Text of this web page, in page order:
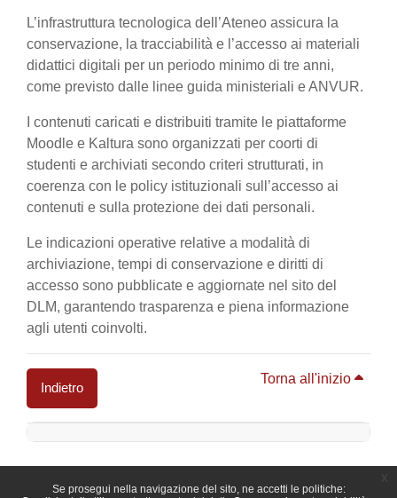
Se prosegui nella navigazione del sito, ne accetti le politiche:
L’infrastruttura tecnologica dell’Ateneo assicura la
conservazione, la tracciabilità e l’accesso ai materiali
didattici digitali per un periodo minimo di tre anni,
come previsto dalle linee guida ministeriali e ANVUR.
I contenuti caricati e distribuiti tramite le piattaforme
Moodle e Kaltura sono organizzati per coorti di
studenti e archiviati secondo criteri strutturati, in
coerenza con le policy istituzionali sull’accesso ai
contenuti e sulla protezione dei dati personali.
Le indicazioni operative relative a modalità di
archiviazione, tempi di conservazione e diritti di
accesso sono pubblicate e aggiornate nel sito del
DLM, garantendo trasparenza e piena informazione
agli utenti coinvolti.
Indietro
Torna all'inizio
Blocchi